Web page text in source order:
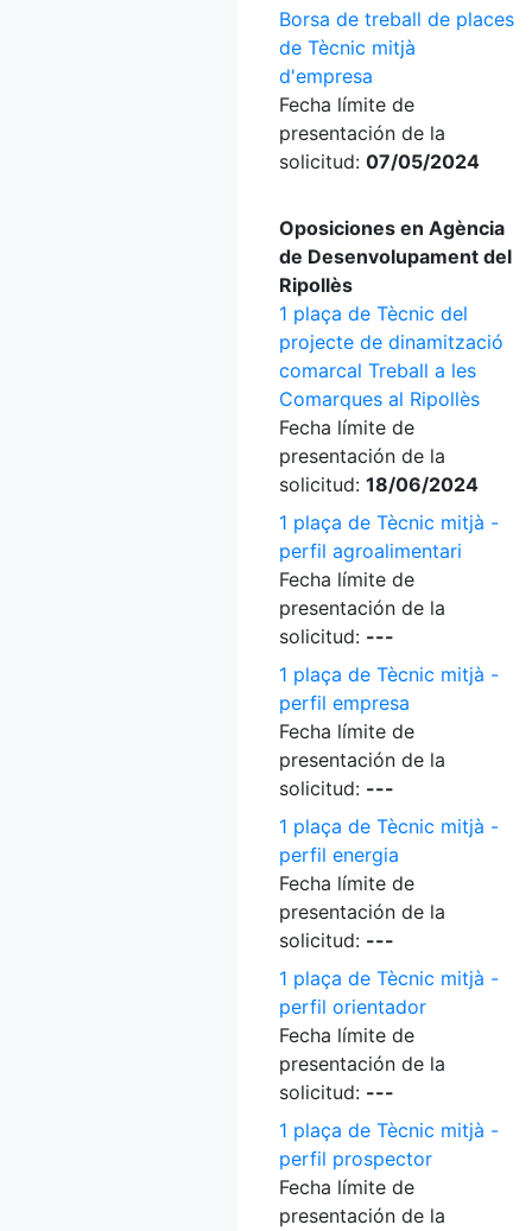
Borsa de treball de places
de Tècnic mitjà
d'empresa
Fecha límite de
presentación de la
solicitud: 07/05/2024
Oposiciones en Agència
de Desenvolupament del
Ripollès
1 plaça de Tècnic del
projecte de dinamització
comarcal Treball a les
Comarques al Ripollès
Fecha límite de
presentación de la
solicitud: 18/06/2024
1 plaça de Tècnic mitjà -
perfil agroalimentari
Fecha límite de
presentación de la
solicitud: ---
1 plaça de Tècnic mitjà -
perfil empresa
Fecha límite de
presentación de la
solicitud: ---
1 plaça de Tècnic mitjà -
perfil energia
Fecha límite de
presentación de la
solicitud: ---
1 plaça de Tècnic mitjà -
perfil orientador
Fecha límite de
presentación de la
solicitud: ---
1 plaça de Tècnic mitjà -
perfil prospector
Fecha límite de
presentación de la